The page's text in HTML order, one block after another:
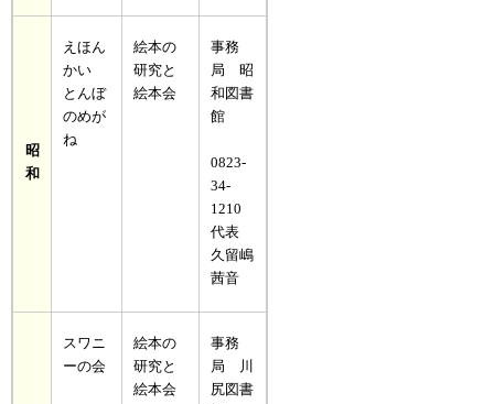
昭
和
えほん
かい
とんぼ
のめが
ね
絵本の
研究と
絵本会
事務
局 昭
和図書
館
0823-
34-
1210
代表
久留嶋
茜音
スワニ
ーの会
絵本の
研究と
絵本会
事務
局 川
尻図書